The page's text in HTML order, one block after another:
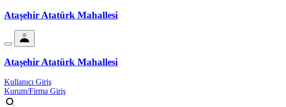
Ataşehir Atatürk Mahallesi
Ataşehir Atatürk Mahallesi
Kullanıcı Giriş
Kurum/Firma Giriş